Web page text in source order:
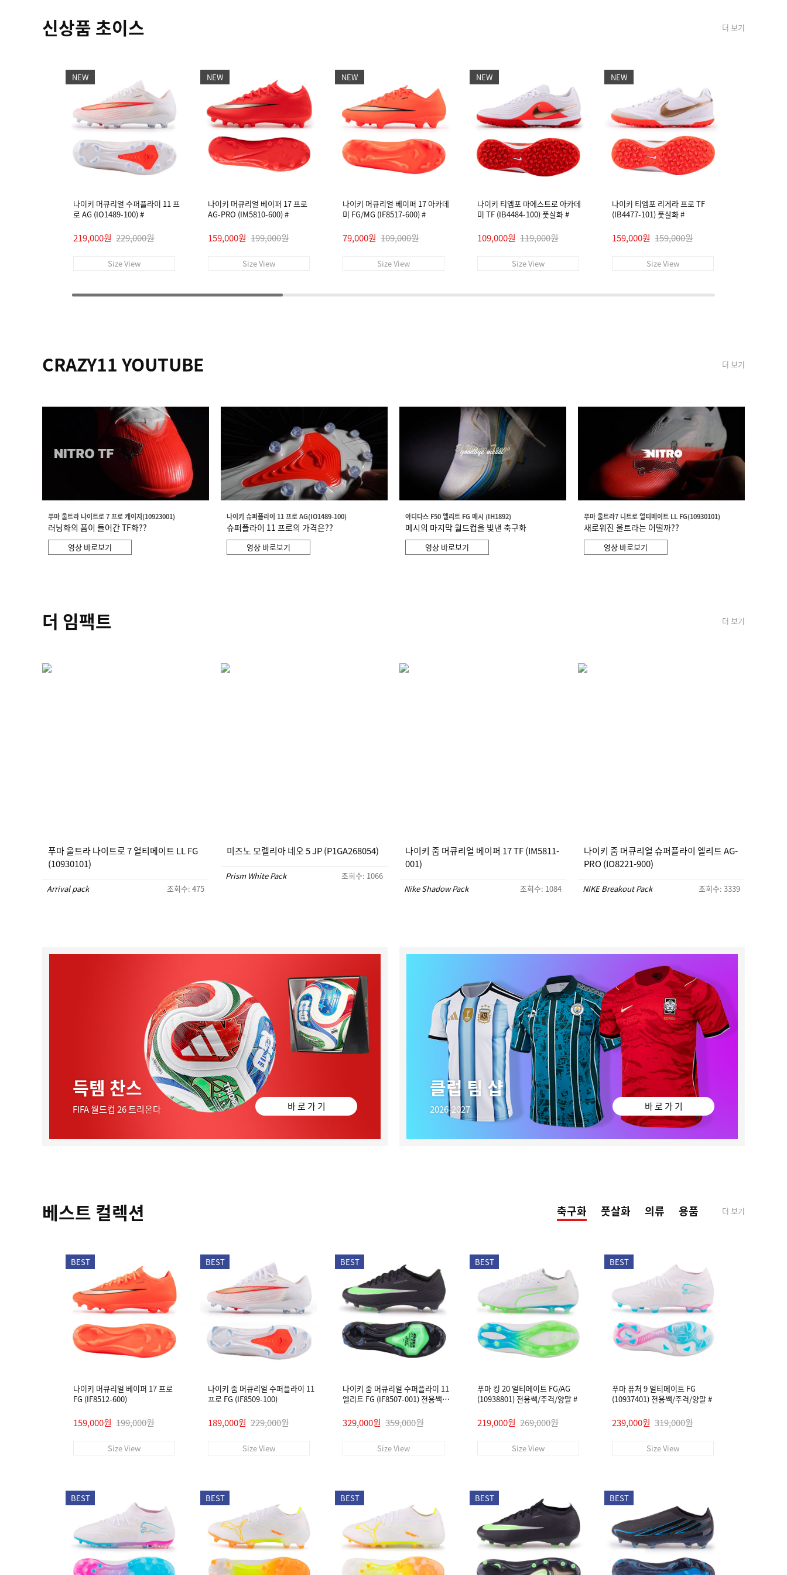
신상품 초이스 더 보기
NEW
나이키 머큐리얼 수퍼플라이 11 프
로 AG (IO1489-100) #
219,000원 229,000원
Size View
NEW
나이키 머큐리얼 베이퍼 17 프로
AG-PRO (IM5810-600) #
159,000원 199,000원
Size View
NEW
나이키 머큐리얼 베이퍼 17 아카데
미 FG/MG (IF8517-600) #
79,000원 109,000원
Size View
NEW
나이키 티엠포 마에스트로 아카데
미 TF (IB4484-100) 풋살화 #
109,000원 119,000원
Size View
NEW
나이키 티엠포 리게라 프로 TF
(IB4477-101) 풋살화 #
159,000원 159,000원
Size View
CRAZY11 YOUTUBE 더 보기
푸마 울트라 나이트로 7 프로 케이지(10923001)
러닝화의 폼이 들어간 TF화??
영상 바로보기
나이키 슈퍼플라이 11 프로 AG(IO1489-100)
슈퍼플라이 11 프로의 가격은??
영상 바로보기
아디다스 F50 엘리트 FG 메시 (IH1892)
메시의 마지막 월드컵을 빛낸 축구화
영상 바로보기
푸마 울트라7 니트로 얼티메이트 LL FG(10930101)
새로워진 울트라는 어떨까??
영상 바로보기
더 임팩트 더 보기
푸마 울트라 나이트로 7 얼티메이트 LL FG
(10930101)
Arrival pack 조회수: 475
미즈노 모렐리아 네오 5 JP (P1GA268054)
Prism White Pack 조회수: 1066
나이키 줌 머큐리얼 베이퍼 17 TF (IM5811-
001)
Nike Shadow Pack 조회수: 1084
나이키 줌 머큐리얼 슈퍼플라이 엘리트 AG-
PRO (IO8221-900)
NIKE Breakout Pack 조회수: 3339
득템 찬스
FIFA 월드컵 26 트리온다 바 로 가 기
클럽 팀 샵
2026-2027 바 로 가 기
베스트 컬렉션 축구화 풋살화 의류 용품 더 보기
BEST
나이키 머큐리얼 베이퍼 17 프로
FG (IF8512-600)
159,000원 199,000원
Size View
BEST
나이키 줌 머큐리얼 수퍼플라이 11
프로 FG (IF8509-100)
189,000원 229,000원
Size View
BEST
나이키 줌 머큐리얼 수퍼플라이 11
엘리트 FG (IF8507-001) 전용쌕/
329,000원 359,000원
Size View
BEST
푸마 킹 20 얼티메이트 FG/AG
(10938801) 전용쌕/주걱/양말 #
219,000원 269,000원
Size View
BEST
푸마 퓨처 9 얼티메이트 FG
(10937401) 전용쌕/주걱/양말 #
239,000원 319,000원
Size View
BEST BEST BEST BEST BEST